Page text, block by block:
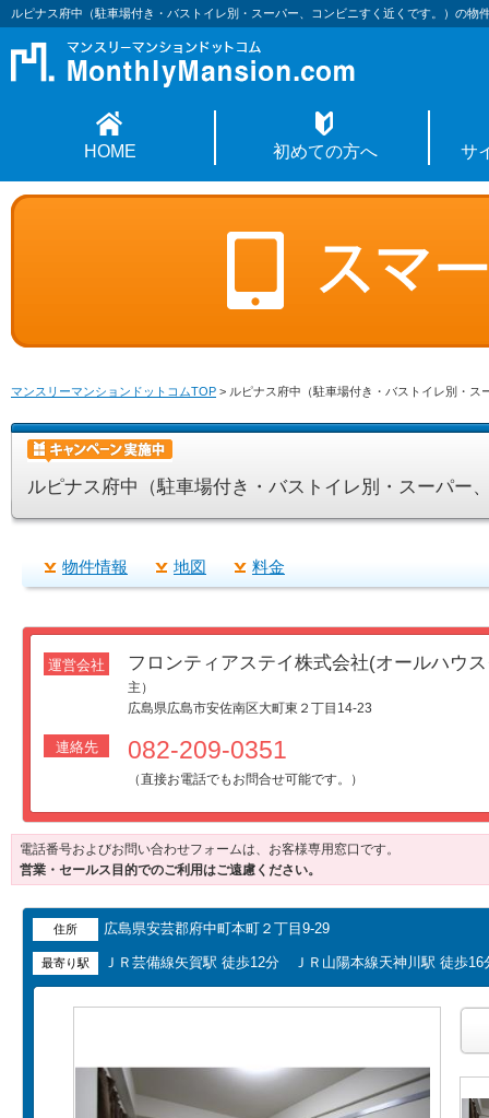
ルピナス府中（駐車場付き・バストイレ別・スーパー、コンビニすく近くです。）の物
HOME 初めての方へ サ
マンスリーマンションドットコムTOP > ルピナス府中（駐車場付き・バストイレ別・
ルピナス府中（駐車場付き・バストイレ別・スーパー
物件情報 地図 料金
運営会社 フロンティアステイ株式会社(オールハウ
主）
広島県広島市安佐南区大町東２丁目14-23
連絡先 082-209-0351
（直接お電話でもお問合せ可能です。）
電話番号およびお問い合わせフォームは、お客様専用窓口です。
営業・セールス目的でのご利用はご遠慮ください。
住所 広島県安芸郡府中町本町２丁目9‐29
最寄り駅 ＪＲ芸備線矢賀駅 徒歩12分 ＪＲ山陽本線天神川駅 徒歩